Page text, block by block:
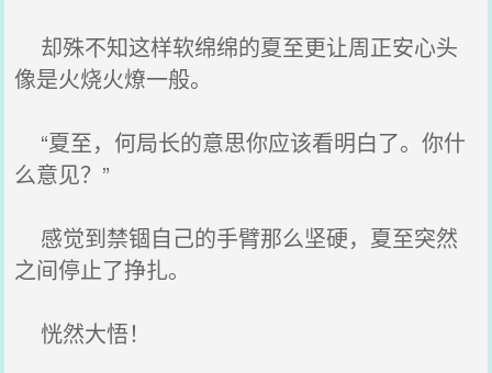
却殊不知这样软绵绵的夏至更让周正安心头
像是火烧火燎一般。
“夏至，何局长的意思你应该看明白了。你什
么意见？”
感觉到禁锢自己的手臂那么坚硬，夏至突然
之间停止了挣扎。
恍然大悟！